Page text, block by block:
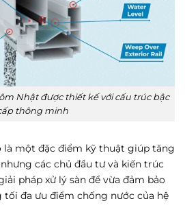
Nhật được thiết kế với cấu trúc bậc
thông minh
là một đặc điểm kỹ thuật giúp tăng
các chủ đầu tư và kiến trúc
pháp xử lý sàn để vừa đảm bảo
đa ưu điểm chống nước của hệ